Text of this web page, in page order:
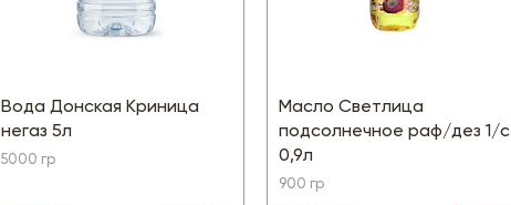
Вода Донская Криница
негаз 5л
5000 гр
Масло Светлица
подсолнечное раф/дез 1/с
0,9л
900 гр